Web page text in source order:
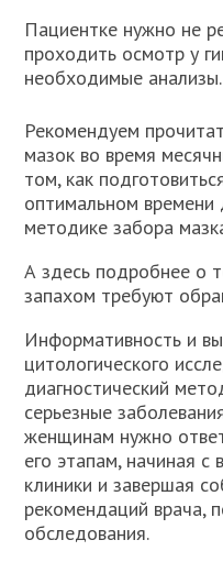
Пациентке нужно не
проходить осмотр у
необходимые анализы.
Рекомендуем
мазок во время
том, как
оптимальном времени
методике забора
А здесь подробнее о
запахом требуют
Информативность и
цитологического
диагностический
серьезные
женщинам нужно
его этапам, начиная
клиники и завершая
рекомендаций врача,
обследования.